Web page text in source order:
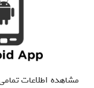
مشاهده اطلاعات